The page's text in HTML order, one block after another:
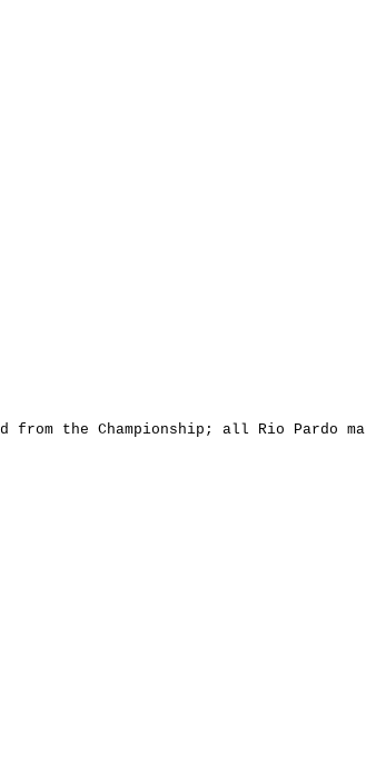
the Championship; all Rio Pardo